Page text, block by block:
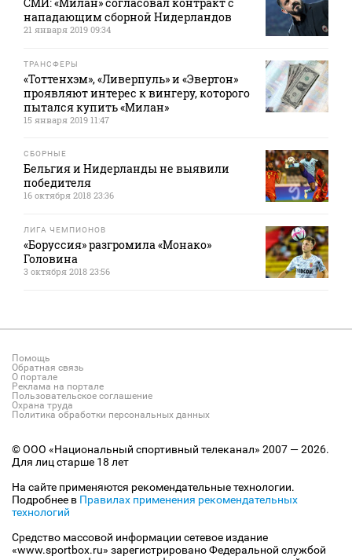
нападающим сборной Нидерландов
21 января 2019 09:34
ТРАНСФЕРЫ
«Тоттенхэм», «Ливерпуль» и «Эвертон»
проявляют интерес к вингеру, которого
пытался купить «Милан»
15 января 2019 11:47
СБОРНЫЕ
Бельгия и Нидерланды не выявили
победителя
16 октября 2018 23:36
ЛИГА ЧЕМПИОНОВ
«Боруссия» разгромила «Монако»
Головина
3 октября 2018 23:56
Помощь
Обратная связь
О портале
Реклама на портале
Пользовательское соглашение
Охрана труда
Политика обработки персональных данных
© ООО «Национальный спортивный телеканал» 2007 — 2026.
Для лиц старше 18 лет
На сайте применяются рекомендательные технологии.
Подробнее в Правилах применения рекомендательных
технологий
Средство массовой информации сетевое издание
«www.sportbox.ru» зарегистрировано Федеральной службой